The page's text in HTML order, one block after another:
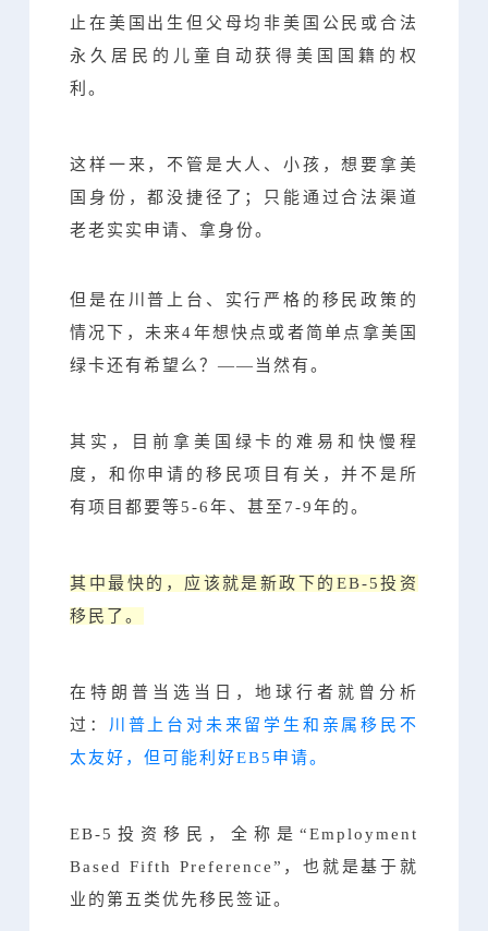
止在美国出生但父母均非美国公民或合法
永久居民的儿童自动获得美国国籍的权
利。
这样一来，不管是大人、小孩，想要拿美
国身份，都没捷径了；只能通过合法渠道
老老实实申请、拿身份。
但是在川普上台、实行严格的移民政策的
情况下，未来4年想快点或者简单点拿美国
绿卡还有希望么？——当然有。
其实，目前拿美国绿卡的难易和快慢程
度，和你申请的移民项目有关，并不是所
有项目都要等5-6年、甚至7-9年的。
其中最快的，应该就是新政下的EB-5投资
移民了。
在特朗普当选当日，地球行者就曾分析
过： 川普上台对未来留学生和亲属移民不
太友好，但可能利好EB5申请。
EB-5投资移民，全称是“Employment
Based Fifth Preference”，也就是基于就
业的第五类优先移民签证。